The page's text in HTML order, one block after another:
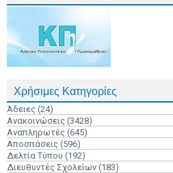
Χρήσιμες Κατηγορίες
Άδειες (24)
Ανακοινώσεις (3428)
Αναπληρωτές (645)
Αποσπάσεις (596)
Δελτία Τύπου (192)
Διευθυντές Σχολείων (183)